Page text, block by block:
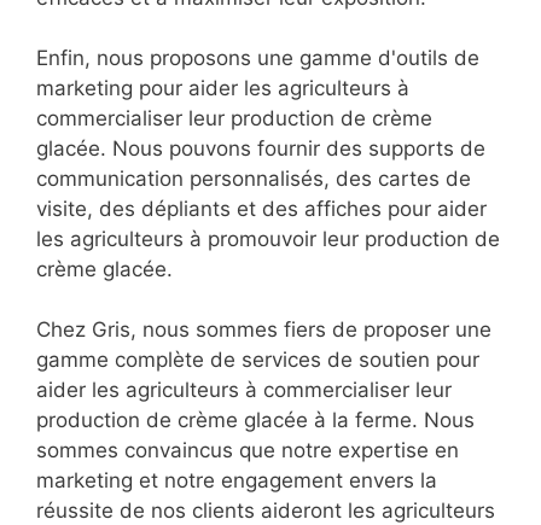
Enfin, nous proposons une gamme d'outils de
marketing pour aider les agriculteurs à
commercialiser leur production de crème
glacée. Nous pouvons fournir des supports de
communication personnalisés, des cartes de
visite, des dépliants et des affiches pour aider
les agriculteurs à promouvoir leur production de
crème glacée.
Chez Gris, nous sommes fiers de proposer une
gamme complète de services de soutien pour
aider les agriculteurs à commercialiser leur
production de crème glacée à la ferme. Nous
sommes convaincus que notre expertise en
marketing et notre engagement envers la
réussite de nos clients aideront les agriculteurs